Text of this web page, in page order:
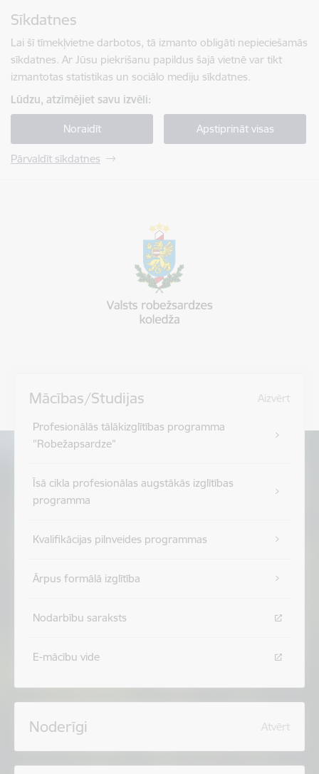
Sīkdatnes
Lai šī tīmekļvietne darbotos, tā izmanto obligāti nepieciešamās
sīkdatnes. Ar Jūsu piekrišanu papildus šajā vietnē var tikt
izmantotas statistikas un sociālo mediju sīkdatnes.
Lūdzu, atzīmējiet savu izvēli:
Noraidīt Apstiprināt visas
Pārvaldīt sīkdatnes
Mācības/Studijas Aizvērt
Profesionālās tālākizglītības programma
"Robežapsardze”
Īsā cikla profesionālas augstākās izglītības
programma
Kvalifikācijas pilnveides programmas
Ārpus formālā izglītība
Nodarbību saraksts
E-mācību vide
Noderīgi Atvērt